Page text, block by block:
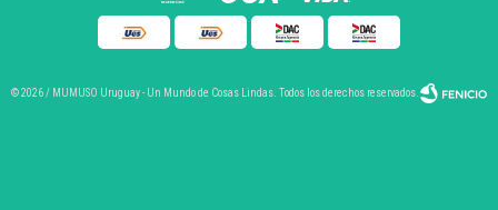
© 2026 / MUMUSO Uruguay - Un Mundo de Cosas Lindas. Todos los derechos reservados.